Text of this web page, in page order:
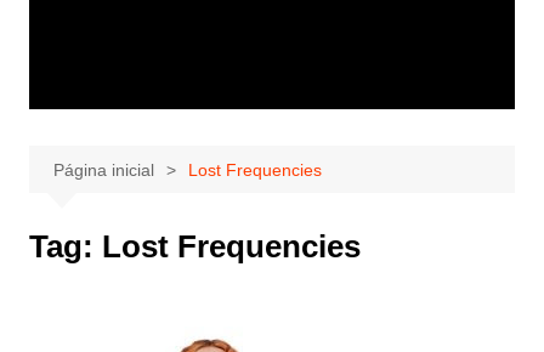
Página inicial Lost Frequencies
Tag: Lost Frequencies